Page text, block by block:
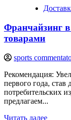
Франчайзинг в
товарами
sports
Рекомендация:
первого года,
потребительских
предлагаем...
Читать далее